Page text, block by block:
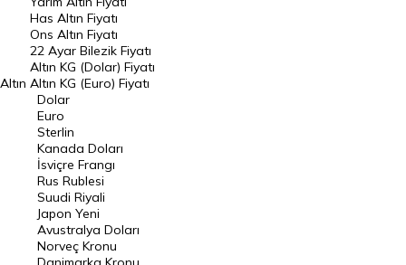
DÖVİZ
Döviz Kuru
Dolar Kuru
Euro Kuru
Pound Kuru
Frank Kuru
Riyal Kuru
Avustralya Doları
Danimarka Kronu Kuru
Altın
Has Altın Fiyatı
Ons Altın Fiyatı
22 Ayar Bilezik Fiyatı
Altın KG (Dolar) Fiyatı
Altın KG (Euro) Fiyatı
Dolar
Euro
Sterlin
Kanada Doları
İsviçre Frangı
Rus Rublesi
Suudi Riyali
Japon Yeni
Avustralya Doları
Norveç Kronu